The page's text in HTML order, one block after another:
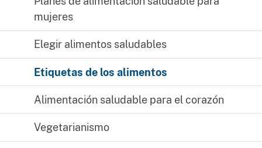
mujeres
Elegir alimentos saludables
Etiquetas de los alimentos
Alimentación saludable para el corazón
Vegetarianismo